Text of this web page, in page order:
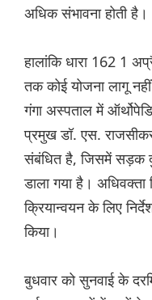
अधिक संभावना होती है।
हालांकि धारा 162 1
तक कोई योजना लागू
गंगा अस्पताल में
प्रमुख डॉ. एस.
संबंधित है, जिसमें सड़क
डाला गया है।
क्रियान्वयन के लिए
किया।
बुधवार को सुनवाई के